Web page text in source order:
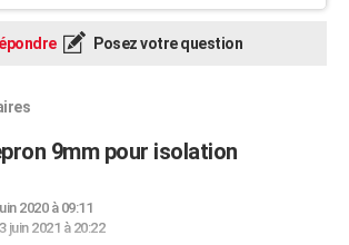
Posez votre question
9mm pour isolation
2020 à 09:11
3 juin 2021 à 20:22